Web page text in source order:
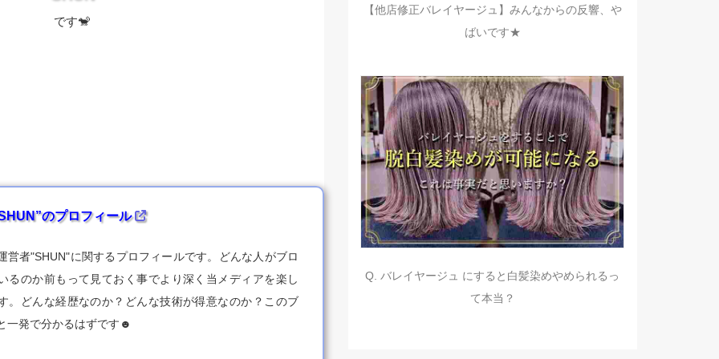
です🐒
のプロフィール
営者"SHUN"に関するプロフィールです。どんな人がブロ
るのか前もって見ておく事でより深く当メディアを楽し
。どんな経歴なのか？どんな技術が得意なのか？このブ
一発で分かるはずです☻
【他店修正バレイヤージュ】みんなからの反響、や
ばいです★
Q. バレイヤージュ にすると白髪染めやめられるっ
て本当？